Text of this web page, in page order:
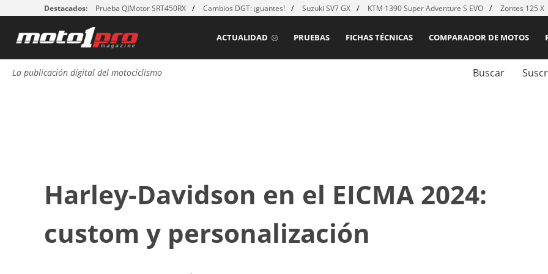
Destacados: Prueba QJMotor SRT450RX Cambios DGT: ¡guantes! Suzuki SV7 GX KTM 1390 Super Adventure S EVO Zontes 125 X
COMPARADOR DE MOTOS
FICHAS TÉCNICAS
PRUEBAS
ACTUALIDAD
La publicación digital del motociclismo Buscar
Harley-Davidson en el EICMA 2024:
custom y personalización